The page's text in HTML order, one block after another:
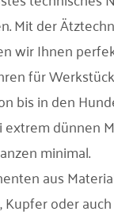
Mit der
wir Ihnen
für
bis in den
extrem dünnen
minimal.
aus
oder